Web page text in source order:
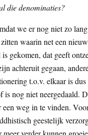
die denominaties?
we er nog niet zo
waarin net een
gekomen, dat geeft
achteruit gegaan,
t.o.v. elkaar is
is nog niet neergedaald.
een weg in te vinden.
geestelijk